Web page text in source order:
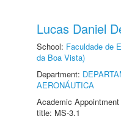
Lucas Daniel
School: Faculdade de
da Boa Vista)
Department:
AERONÁUTICA
Academic
title: MS-3.1